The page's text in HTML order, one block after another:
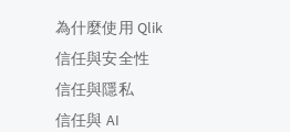
為什麼使用 Qlik
信任與安全性
信任與隱私
信任與 AI